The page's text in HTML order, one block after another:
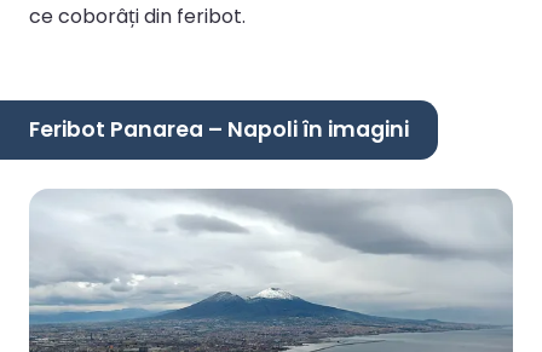
ce coborâți din feribot.
Feribot Panarea – Napoli în imagini